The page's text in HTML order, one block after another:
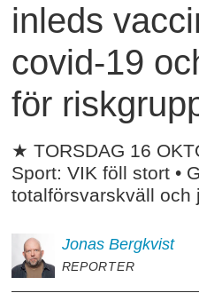
inleds
covid-19
för
★ TORSDAG 16
Sport: VIK föll stort •
totalförsvarskväll och
Jonas Bergkvist
REPORTER